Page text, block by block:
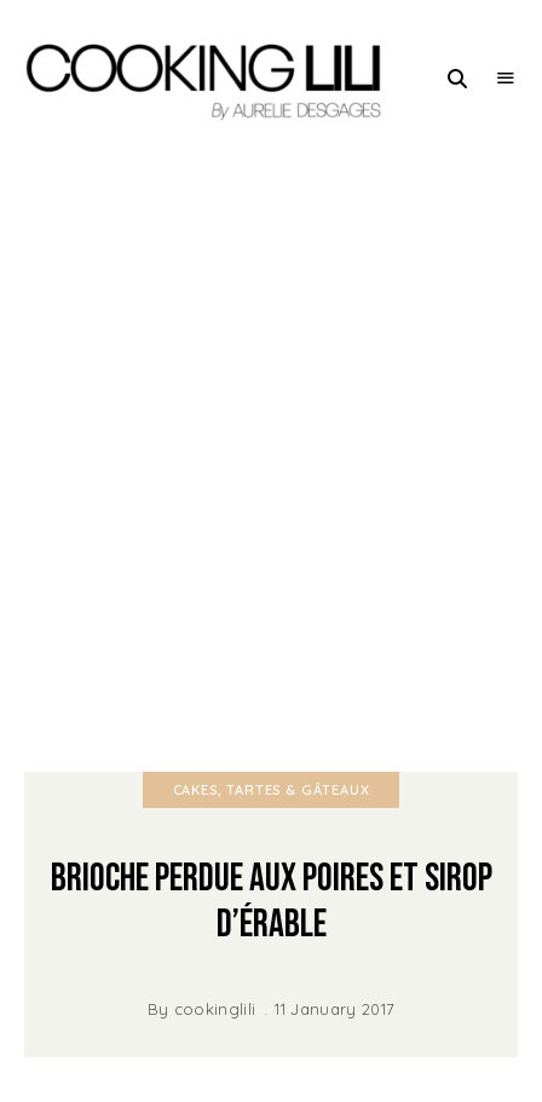
CAKES, TARTES & GÂTEAUX
Brioche perdue aux Poires et Sirop
d’érable
By cookinglili 11 January 2017